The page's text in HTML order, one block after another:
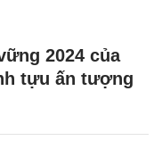
2024 của
tựu ấn tượng